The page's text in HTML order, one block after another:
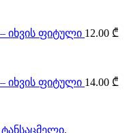
იხვის ფიტული 12.00 ₾
იხვის ფიტული 14.00 ₾